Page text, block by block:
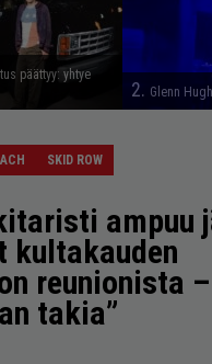
päättyy: yhtye
2. Glenn
SKID ROW
ampuu
kultakauden
reunionista
takia”